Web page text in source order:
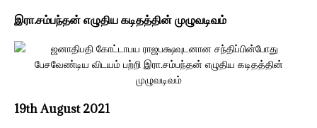
இரா.சம்பந்தன் எழுதிய கடிதத்தின் முழுவடிவம்
19th August 2021